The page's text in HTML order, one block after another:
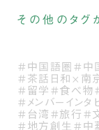
その他のタグ
＃中国語圏＃中
＃茶話日和×南
＃留学＃食べ物
＃メンバーインタ
＃台湾＃旅行＃
＃地方創生 ＃中